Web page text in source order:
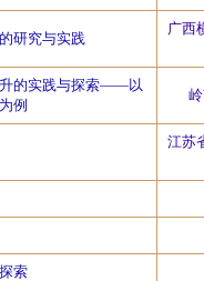
研究与实践
广西
升的实践与探索——以
例
江苏
索